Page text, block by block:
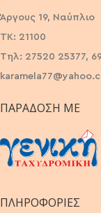
Άργους 19, Ναύπλιο
ΤΚ: 21100
Τηλ: 27520 25377,
ΠΑΡΆΔΟΣΗ ΜΕ
ΠΛΗΡΟΦΟΡΙΕΣ